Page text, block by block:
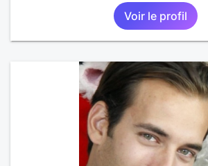
Voir le profil